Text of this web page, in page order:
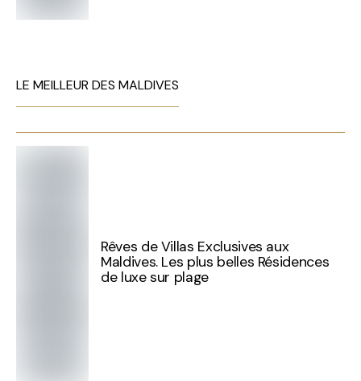
LE MEILLEUR DES MALDIVES
Rêves de Villas Exclusives aux
Maldives. Les plus belles Résidences
de luxe sur plage